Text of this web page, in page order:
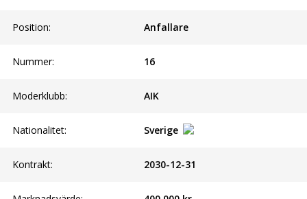
Position: Anfallare
Nummer: 16
Moderklubb: AIK
Nationalitet: Sverige
Kontrakt: 2030-12-31